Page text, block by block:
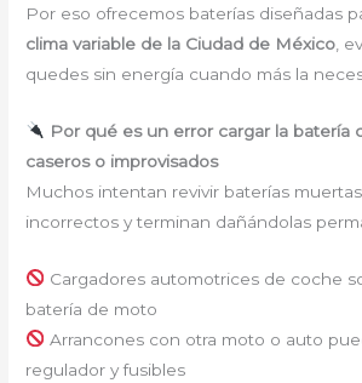
Por eso ofrecemos baterías diseñadas
clima variable de la Ciudad de México ,
quedes sin energía cuando más la
Por qué es un error cargar la batería
caseros o improvisados
Muchos intentan revivir baterías
incorrectos y terminan dañándolas
Cargadores automotrices de coche
batería de moto
Arrancones con otra moto o auto
regulador y fusibles